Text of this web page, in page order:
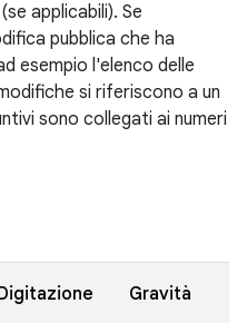
applicabili). Se
pubblica che ha
esempio l'elenco delle
si riferiscono a un
sono collegati ai numeri
Gravità